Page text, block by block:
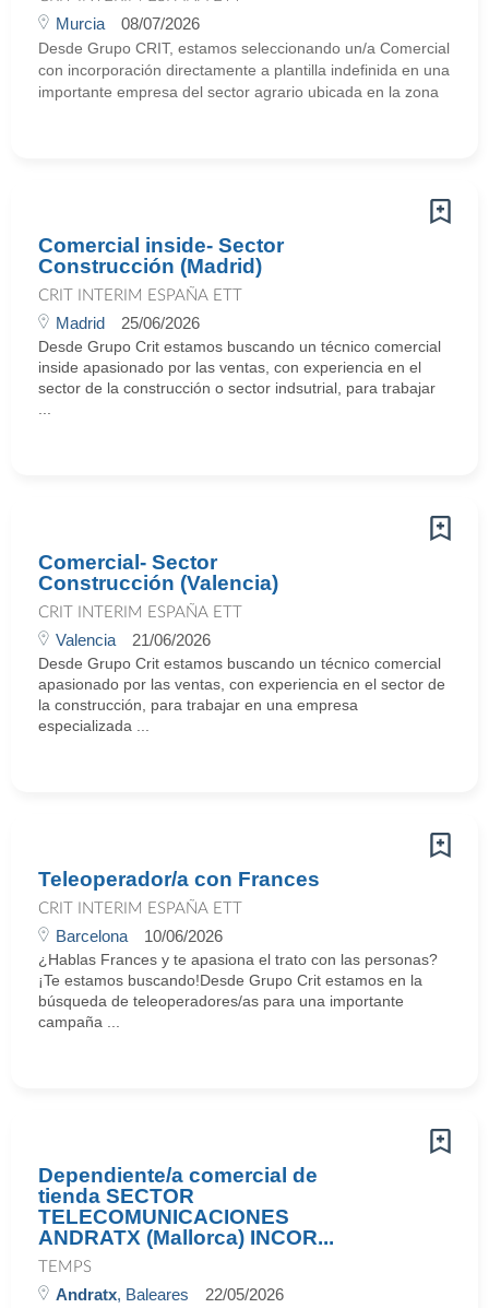
Murcia 08/07/2026
Desde Grupo CRIT, estamos seleccionando un/a Comercial
con incorporación directamente a plantilla indefinida en una
importante empresa del sector agrario ubicada en la zona
Comercial inside- Sector
Construcción (Madrid)
CRIT INTERIM ESPAÑA ETT
Madrid 25/06/2026
Desde Grupo Crit estamos buscando un técnico comercial
inside apasionado por las ventas, con experiencia en el
sector de la construcción o sector indsutrial, para trabajar
Comercial- Sector
Construcción (Valencia)
CRIT INTERIM ESPAÑA ETT
Valencia 21/06/2026
Desde Grupo Crit estamos buscando un técnico comercial
apasionado por las ventas, con experiencia en el sector de
la construcción, para trabajar en una empresa
especializada ...
Teleoperador/a con Frances
CRIT INTERIM ESPAÑA ETT
Barcelona 10/06/2026
¿Hablas Frances y te apasiona el trato con las personas?
¡Te estamos buscando!Desde Grupo Crit estamos en la
búsqueda de teleoperadores/as para una importante
campaña ...
Dependiente/a comercial de
tienda SECTOR
TELECOMUNICACIONES
ANDRATX (Mallorca) INCOR...
TEMPS
Andratx, Baleares 22/05/2026